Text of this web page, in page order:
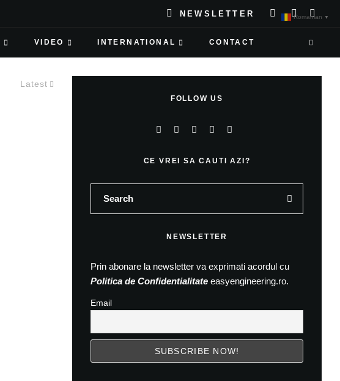
NEWSLETTER
VIDEO INTERNATIONAL CONTACT
Latest
FOLLOW US
CE VREI SA CAUTI AZI?
NEWSLETTER
Prin abonare la newsletter va exprimati acordul cu
Politica de Confidentialitate easyengineering.ro.
Email
Romanian ▼